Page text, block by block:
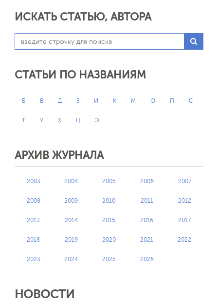
ИСКАТЬ СТАТЬЮ, АВТОРА
СТАТЬИ ПО НАЗВАНИЯМ
Б В Д З И К М О П С
Т У Х Ц Э
АРХИВ ЖУРНАЛА
2003 2004 2005 2006 2007
2008 2009 2010 2011 2012
2013 2014 2015 2016 2017
2018 2019 2020 2021 2022
2023 2024 2025 2026
НОВОСТИ